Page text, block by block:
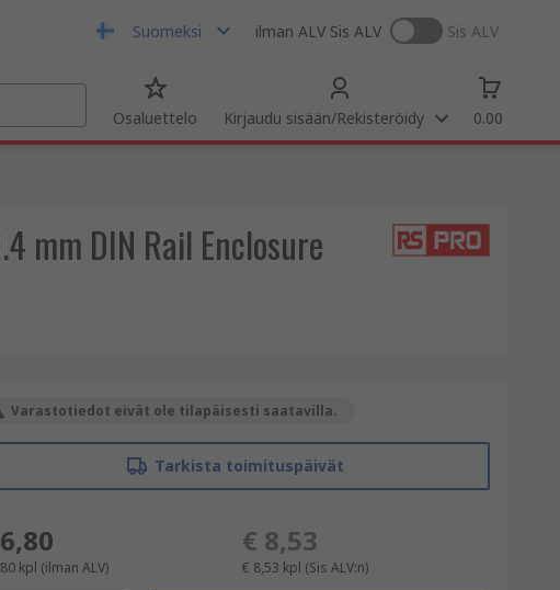
Suomeksi ilman ALV Sis ALV Sis ALV
Osaluettelo Kirjaudu sisään/Rekisteröidy 0.00
mm DIN Rail Enclosure
Varastotiedot eivät ole tilapäisesti saatavilla.
Tarkista toimituspäivät
kpl (ilman ALV)
€ 8,53
€ 8,53 kpl (Sis ALV:n)